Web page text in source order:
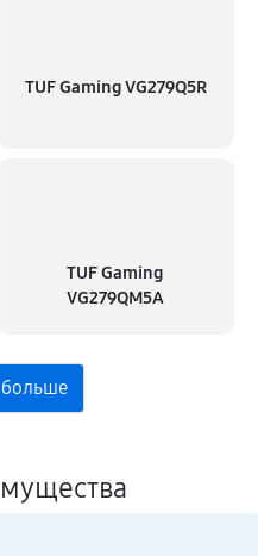
TUF Gaming VG279Q5R
TUF Gaming
VG279QM5A